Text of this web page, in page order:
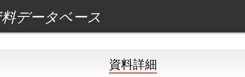
データベース
資料詳細